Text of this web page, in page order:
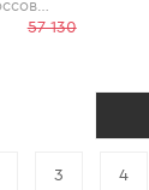
57 130
3 4